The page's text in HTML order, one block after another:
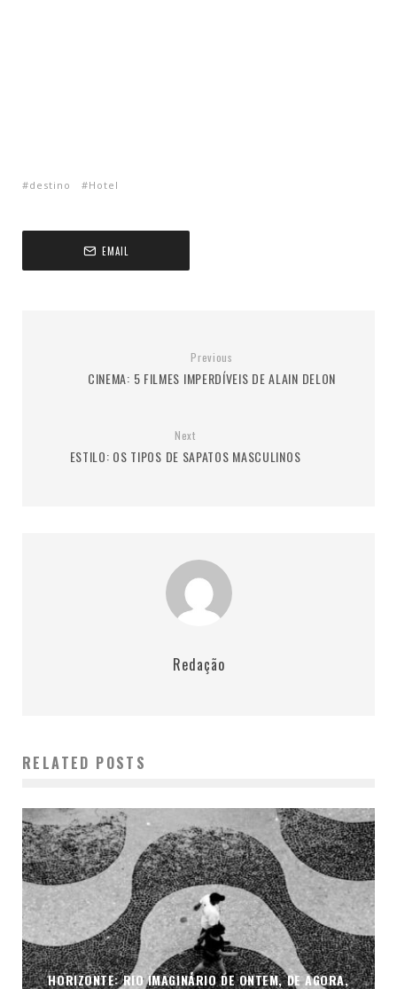
destino Hotel
EMAIL
Previous
CINEMA: 5 FILMES IMPERDÍVEIS DE ALAIN DELON
Next
ESTILO: OS TIPOS DE SAPATOS MASCULINOS
Redação
RELATED POSTS
HORIZONTE: RIO IMAGINÁRIO DE ONTEM, DE AGORA,